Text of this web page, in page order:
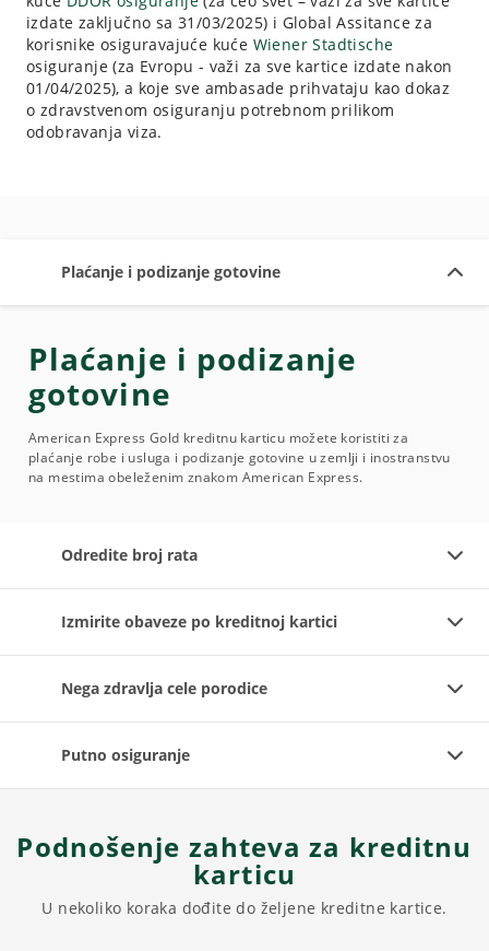
izdate zaključno sa 31/03/2025) i Global Assitance za
korisnike osiguravajuće kuće Wiener Stadtische
osiguranje (za Evropu - važi za sve kartice izdate nakon
01/04/2025), a koje sve ambasade prihvataju kao dokaz
o zdravstvenom osiguranju potrebnom prilikom
odobravanja viza.
Plaćanje i podizanje gotovine
Plaćanje i podizanje
gotovine
American Express Gold kreditnu karticu možete koristiti za
plaćanje robe i usluga i podizanje gotovine u zemlji i inostranstvu
na mestima obeleženim znakom American Express.
Odredite broj rata
Izmirite obaveze po kreditnoj kartici
Nega zdravlja cele porodice
Putno osiguranje
Podnošenje zahteva za kreditnu
karticu
U nekoliko koraka dođite do željene kreditne kartice.